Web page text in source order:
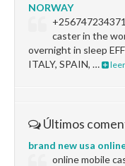
NORWAY
caster in the
overnight in sleep
ITALY, SPAIN, …
Últimos
brand new usa
online mobile